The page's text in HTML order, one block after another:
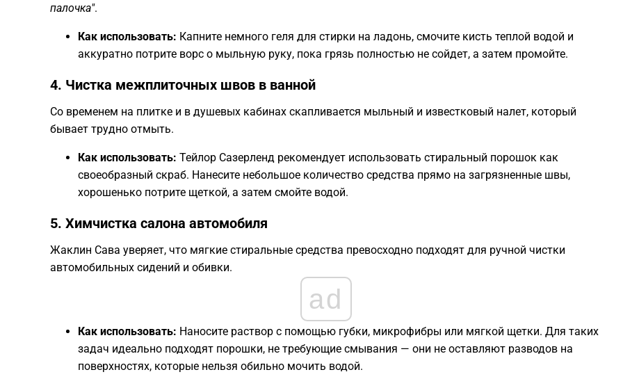
палочка".
Как использовать: Капните немного геля для стирки на ладонь, смочите кисть теплой водой и
аккуратно потрите ворс о мыльную руку, пока грязь полностью не сойдет, а затем промойте.
​4. Чистка межплиточных швов в ванной
​Со временем на плитке и в душевых кабинах скапливается мыльный и известковый налет, который
бывает трудно отмыть.
Как использовать: Тейлор Сазерленд рекомендует использовать стиральный порошок как
своеобразный скраб. Нанесите небольшое количество средства прямо на загрязненные швы,
хорошенько потрите щеткой, а затем смойте водой.
​5. Химчистка салона автомобиля
​Жаклин Сава уверяет, что мягкие стиральные средства превосходно подходят для ручной чистки
автомобильных сидений и обивки.
ad
Как использовать: Наносите раствор с помощью губки, микрофибры или мягкой щетки. Для таких
задач идеально подходят порошки, не требующие смывания — они не оставляют разводов на
поверхностях, которые нельзя обильно мочить водой.